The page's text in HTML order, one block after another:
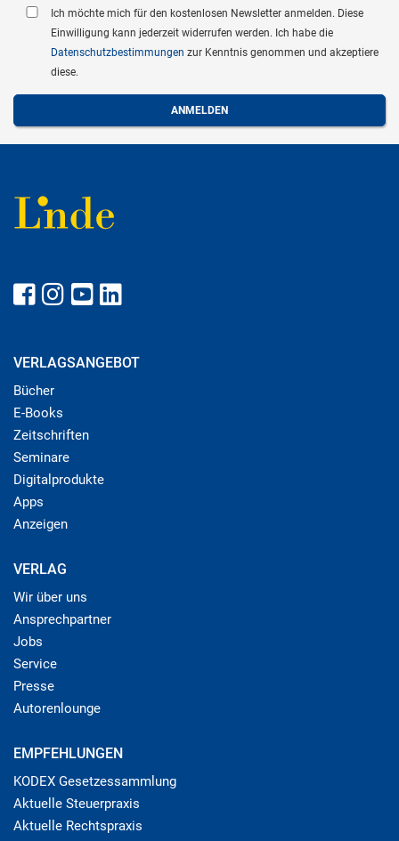
Ich möchte mich für den kostenlosen Newsletter anmelden. Diese
Einwilligung kann jederzeit widerrufen werden. Ich habe die
Datenschutzbestimmungen zur Kenntnis genommen und akzeptiere
diese.
VERLAGSANGEBOT
Bücher
E-Books
Zeitschriften
Seminare
Digitalprodukte
Apps
Anzeigen
VERLAG
Wir über uns
Ansprechpartner
Jobs
Service
Presse
Autorenlounge
EMPFEHLUNGEN
KODEX Gesetzessammlung
Aktuelle Steuerpraxis
Aktuelle Rechtspraxis